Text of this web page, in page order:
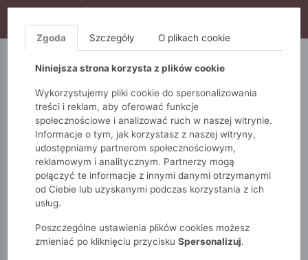
S10), DODATKOWE 15% ZA 3SZT (KOD: S15)
5.10.15. QUIOSQUE
Monnari Zobacz wszystko
Bluzki i t-shirty
Koszule
Zgoda Szczegóły O plikach cookie
Niniejsza strona korzysta z plików cookie
Wykorzystujemy pliki cookie do spersonalizowania
treści i reklam, aby oferować funkcje
społecznościowe i analizować ruch w naszej witrynie.
Informacje o tym, jak korzystasz z naszej witryny,
udostępniamy partnerom społecznościowym,
reklamowym i analitycznym. Partnerzy mogą
połączyć te informacje z innymi danymi otrzymanymi
od Ciebie lub uzyskanymi podczas korzystania z ich
usług.
Poszczególne ustawienia plików cookies możesz
zmieniać po kliknięciu przycisku Spersonalizuj.